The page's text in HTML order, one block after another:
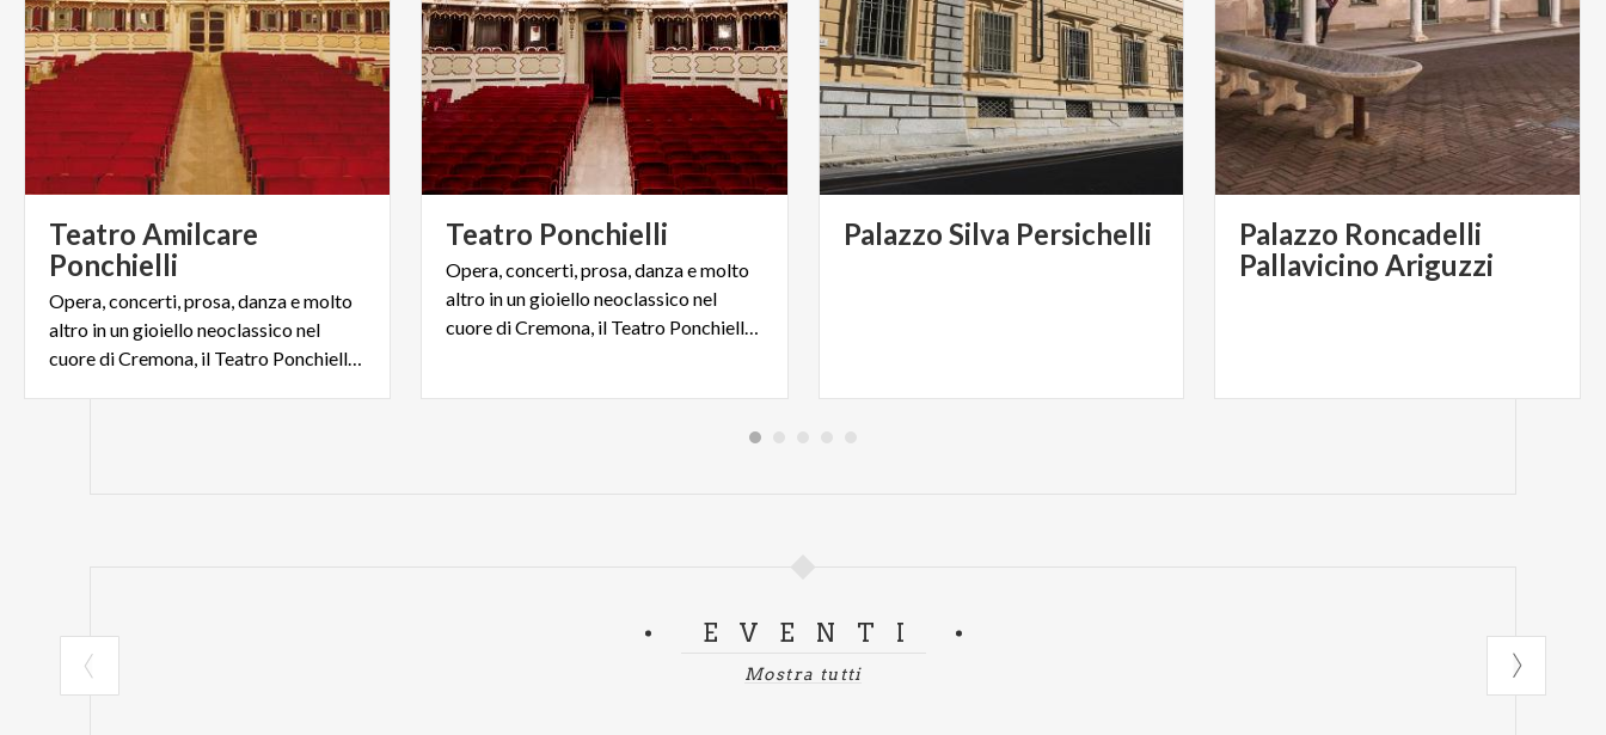
Teatro Amilcare
Ponchielli
Opera, concerti, prosa, danza e molto
altro in un gioiello neoclassico nel
cuore di Cremona, il Teatro Ponchielli firmato Canonica
Teatro Ponchielli
Opera, concerti, prosa, danza e molto
altro in un gioiello neoclassico nel
cuore di Cremona, il Teatro Ponchielli firmato Canonica
Palazzo Silva Persichelli
Palazzo Roncadelli
Pallavicino Ariguzzi
EVENTI
Mostra tutti